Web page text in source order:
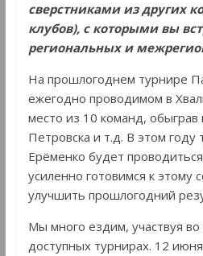
сверстниками из других
клубов), с которыми вы
региональных и
На прошлогоднем турнире
ежегодно проводимом в
место из 10 команд,
Петровска и т.д. В этом году
Ерёменко будет
усиленно готовимся к
улучшить прошлогодний
Мы много ездим, участвуя
доступных турнирах. 12